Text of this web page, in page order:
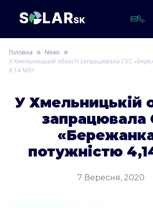
Головна
News
У Хмельницькій області запрацювала СЕС
4,14 МВт
УХмельницькій
запрацювала
потужністю
7 Вересня, 2020